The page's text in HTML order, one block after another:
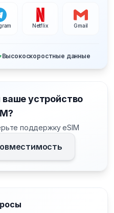
Netflix Gmail
Высокоскоростные данные
устройство
поддержку eSIM